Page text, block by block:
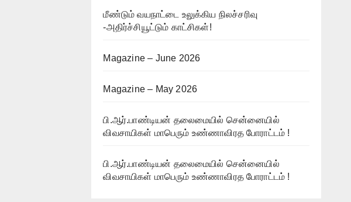
மீண்டும் வயநாட்டை உலுக்கிய நிலச்சரிவு
-அதிர்ச்சியூட்டும் காட்சிகள்!
Magazine – June 2026
Magazine – May 2026
பி.ஆர்.பாண்டியன் தலைமையில் சென்னையில்
விவசாயிகள் மாபெரும் உண்ணாவிரத போராட்டம் !
பி.ஆர்.பாண்டியன் தலைமையில் சென்னையில்
விவசாயிகள் மாபெரும் உண்ணாவிரத போராட்டம் !